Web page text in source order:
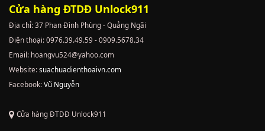
Cửa hàng ĐTDĐ Unlock911
Địa chỉ: 37 Phan Đình Phùng - Quảng Ngãi
Điện thoại: 0976.39.49.59 - 0909.5678.34
Email: hoangvu524@yahoo.com
Website:suachuadienthoaivn.com
Facebook:Vũ Nguyễn
Cửa hàng ĐTDĐ Unlock911